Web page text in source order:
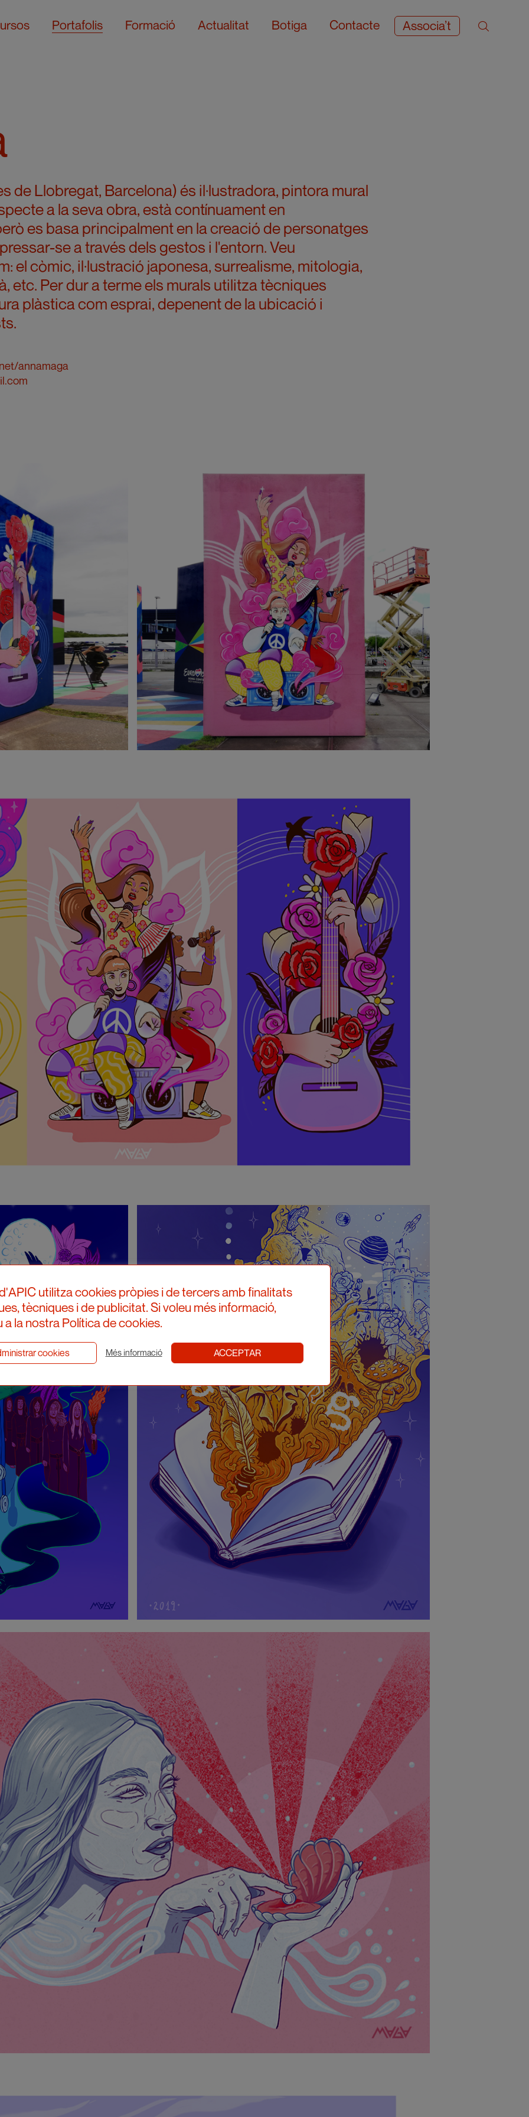
Portafolis Formació Actualitat Botiga Contacte Associa’t
de Llobregat, Barcelona) és il·lustradora, pintora mural
a la seva obra, està contínuament en
es basa principalment en la creació de personatges
se a través dels gestos i l'entorn. Veu
el còmic, il·lustració japonesa, surrealisme, mitologia,
etc. Per dur a terme els murals utilitza tècniques
plàstica com esprai, depenent de la ubicació i
annamaga
utilitza cookies pròpies i de tercers amb finalitats
tècniques i de publicitat. Si voleu més informació,
a la nostra Política de cookies.
cookies Més informació ACCEPTAR